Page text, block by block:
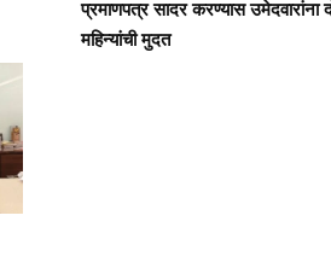
प्रमाणपत्र सादर करण्यास उमेदवारांना
महिन्यांची मुदत